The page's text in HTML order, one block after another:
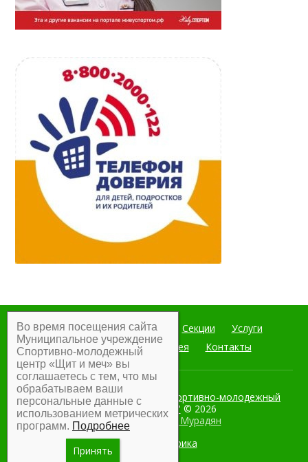
Главная Мероприятия Секции
Услуги
Документы
Фотогалерея Контакты
Муниципальное учреждение Спортивно-молодежный
центр "Щит и меч" © 2026
Разработка:Армен Мурадян
Во время посещения сайта
Муниципальное учреждение
Спортивно-молодежный
центр «Щит и меч» вы
соглашаетесь с тем, что мы
обрабатываем ваши
персональные данные с
использованием метрических
программ. Подробнее